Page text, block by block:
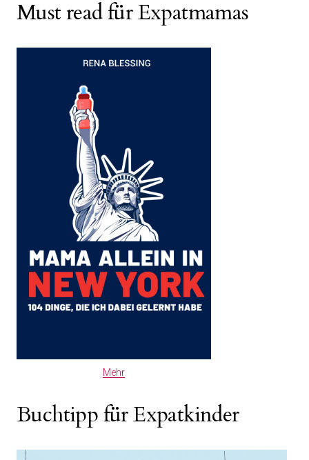
Must read für Expatmamas
Mehr
Buchtipp für Expatkinder